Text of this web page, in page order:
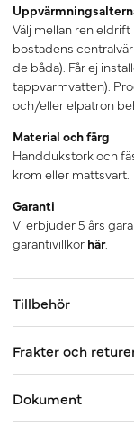
Välj mellan ren
bostadens
de båda). Får ej
tappvarmvatten).
och/eller elpatron
Material och färg
Handdukstork och
krom eller mattsvart.
Garanti
Vi erbjuder 5 års
garantivillkor här.
Tillbehör
Frakter och
Dokument